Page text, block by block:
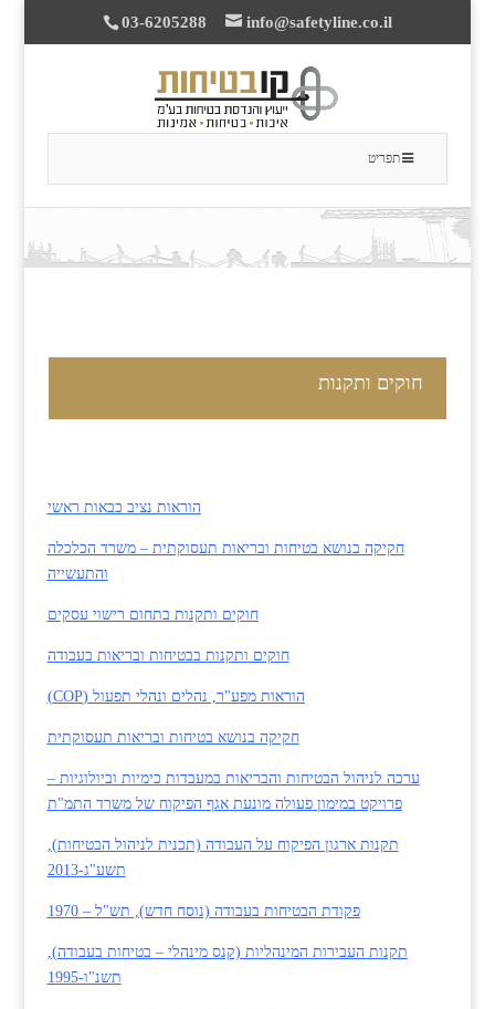
03-6205288 info@safetyline.co.il
תפריט
חוקים ותקנות
הוראות נציב כבאות ראשי
חקיקה בנושא בטיחות ובריאות תעסוקתית – משרד הכלכלה
והתעשייה
חוקים ותקנות בתחום רישוי עסקים
חוקים ותקנות בבטיחות ובריאות בעבודה
הוראות מפע"ר, נהלים ונהלי תפעול (COP)
חקיקה בנושא בטיחות ובריאות תעסוקתית
ערכה לניהול הבטיחות והבריאות במעבדות כימיות וביולוגיות –
פרויקט במימון פעולה מונעת אגף הפיקוח של משרד התמ"ת
תקנות ארגון הפיקוח על העבודה (תכנית לניהול הבטיחות),
תשע"ג-2013
פקודת הבטיחות בעבודה (נוסח חדש), תש"ל – 1970
תקנות העבירות המינהליות (קנס מינהלי – בטיחות בעבודה),
תשנ"ו-1995